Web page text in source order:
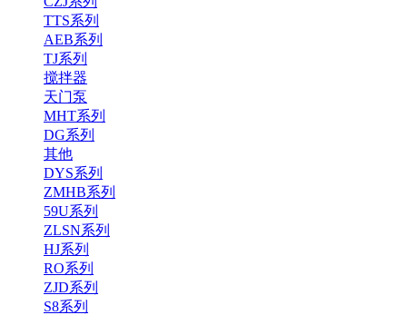
TTS系列
AEB系列
TJ系列
搅拌器
天门泵
MHT系列
DG系列
其他
DYS系列
ZMHB系列
59U系列
ZLSN系列
HJ系列
RO系列
ZJD系列
S8系列